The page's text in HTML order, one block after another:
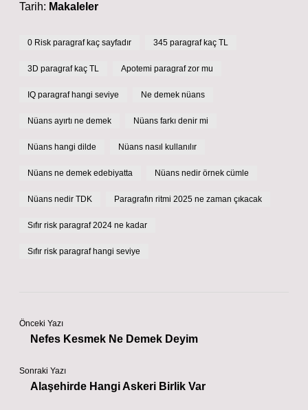
Tarih: Makaleler
0 Risk paragraf kaç sayfadır 345 paragraf kaç TL
3D paragraf kaç TL Apotemi paragraf zor mu
IQ paragraf hangi seviye Ne demek nüans
Nüans ayırtı ne demek Nüans farkı denir mi
Nüans hangi dilde Nüans nasıl kullanılır
Nüans ne demek edebiyatta Nüans nedir örnek cümle
Nüans nedir TDK Paragrafın ritmi 2025 ne zaman çıkacak
Sıfır risk paragraf 2024 ne kadar
Sıfır risk paragraf hangi seviye
Önceki Yazı
Nefes Kesmek Ne Demek Deyim
Sonraki Yazı
Alaşehirde Hangi Askeri Birlik Var